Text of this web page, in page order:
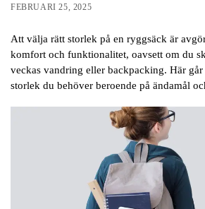
FEBRUARI 25, 2025
Att välja rätt storlek på en ryggsäck är
komfort och funktionalitet, oavsett om du
veckas vandring eller backpacking. Här
storlek du behöver beroende på ändamål